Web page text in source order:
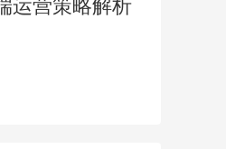
运营策略解析